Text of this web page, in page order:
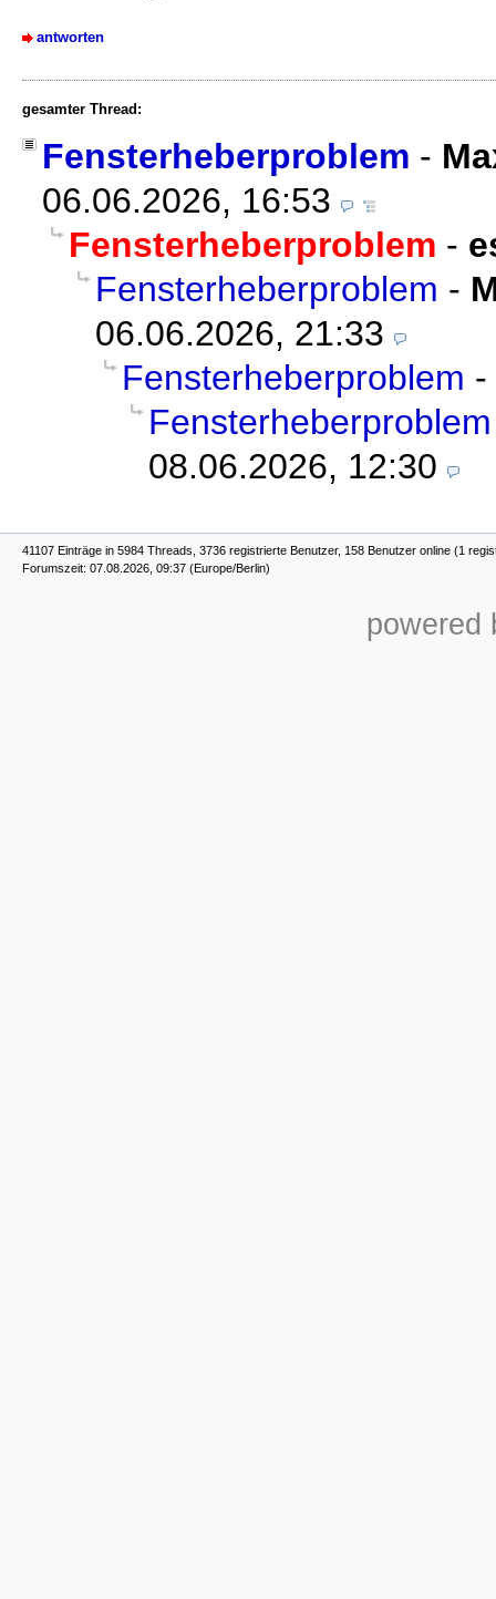
antworten
gesamter Thread:
Fensterheberproblem -
06.06.2026, 16:53
Fensterheberproblem -
Fensterheberproblem -
06.06.2026, 21:33
Fensterheberproblem -
Fensterheberproblem
08.06.2026, 12:30
41107 Einträge in 5984 Threads, 3736 registrierte Benutzer, 158 Benutzer online (1
Forumszeit: 07.08.2026, 09:37 (Europe/Berlin)
powered